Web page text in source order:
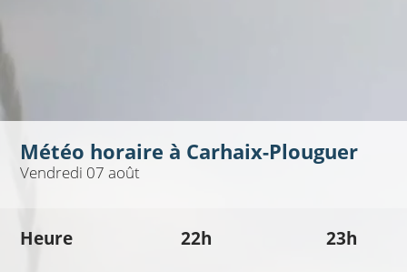
Météo horaire à Carhaix-Plouguer
Vendredi 07 août
Heure 22h 23h